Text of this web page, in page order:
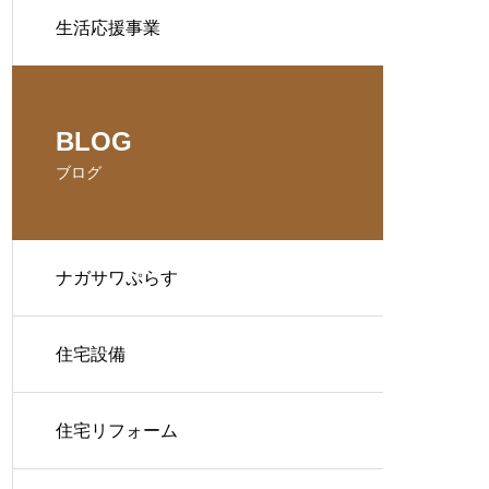
生活応援事業
BLOG
ブログ
ナガサワぷらす
住宅設備
住宅リフォーム